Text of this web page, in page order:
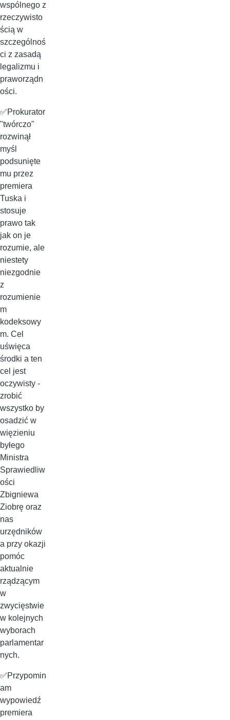
wspólnego z
rzeczywisto
ścią w
szczególnoś
ci z zasadą
legalizmu i
praworządn
ości.
✅Prokurator
"twórczo"
rozwinął
myśl
podsunięte
mu przez
premiera
Tuska i
stosuje
prawo tak
jak on je
rozumie, ale
niestety
niezgodnie
z
rozumienie
m
kodeksowy
m. Cel
uświęca
środki a ten
cel jest
oczywisty -
zrobić
wszystko by
osadzić w
więzieniu
byłego
Ministra
Sprawiedliw
ości
Zbigniewa
Ziobrę oraz
nas
urzędników
a przy okazji
pomóc
aktualnie
rządzącym
w
zwycięstwie
w kolejnych
wyborach
parlamentar
nych.
✅Przypomin
am
wypowiedź
premiera